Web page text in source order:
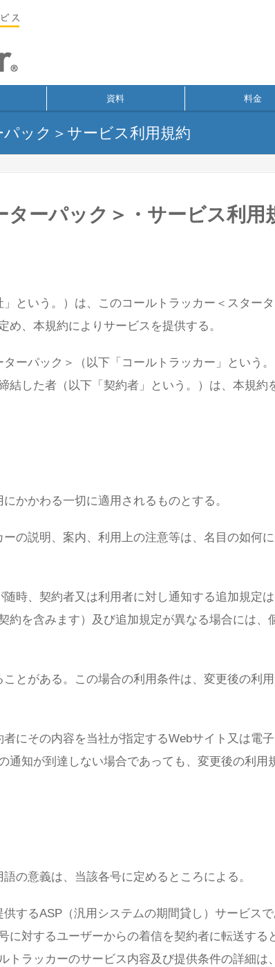
資料 料金
ック＞サービス利用規約
ーパック＞・サービス利用
という。）は、このコールトラッカー＜スター
、本規約によりサービスを提供する。
ーパック＞（以下「コールトラッカー」という
結した者（以下「契約者」という。）は、本規約
かかわる一切に適用されるものとする。
の説明、案内、利用上の注意等は、名目の如何
時、契約者又は利用者に対し通知する追加規定
約を含みます）及び追加規定が異なる場合には、
とがある。この場合の利用条件は、変更後の利
にその内容を当社が指定するWebサイト又は電
通知が到達しない場合であっても、変更後の利用
の意義は、当該各号に定めるところによる。
供するASP（汎用システムの期間貸し）サービス
に対するユーザーからの着信を契約者に転送する
トラッカーのサービス内容及び提供条件の詳細は